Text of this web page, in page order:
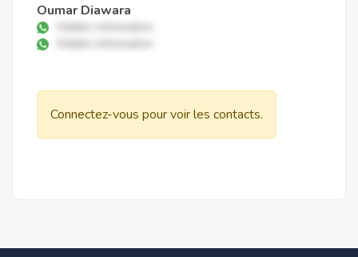
Oumar Diawara
Hidden information
Hidden information
Connectez-vous pour voir les contacts.